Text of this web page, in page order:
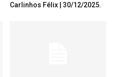
Carlinhos Félix | 30/12/2025.